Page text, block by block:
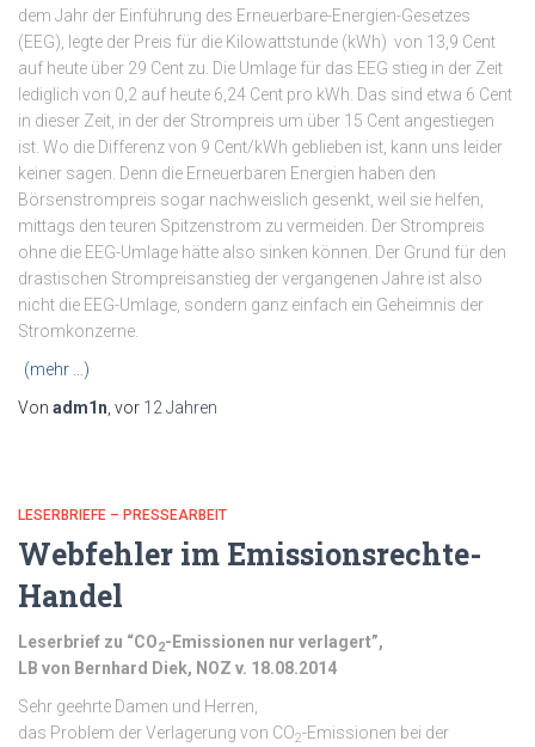
dem Jahr der Einführung des Erneuerbare-Energien-Gesetzes
(EEG), legte der Preis für die Kilowattstunde (kWh) von 13,9 Cent
auf heute über 29 Cent zu. Die Umlage für das EEG stieg in der Zeit
lediglich von 0,2 auf heute 6,24 Cent pro kWh. Das sind etwa 6 Cent
in dieser Zeit, in der der Strompreis um über 15 Cent angestiegen
ist. Wo die Differenz von 9 Cent/kWh geblieben ist, kann uns leider
keiner sagen. Denn die Erneuerbaren Energien haben den
Börsenstrompreis sogar nachweislich gesenkt, weil sie helfen,
mittags den teuren Spitzenstrom zu vermeiden. Der Strompreis
ohne die EEG-Umlage hätte also sinken können. Der Grund für den
drastischen Strompreisanstieg der vergangenen Jahre ist also
nicht die EEG-Umlage, sondern ganz einfach ein Geheimnis der
Stromkonzerne.
(mehr …)
Von adm1n , vor 12 Jahren
LESERBRIEFE – PRESSEARBEIT
Webfehler im Emissionsrechte-
Handel
Leserbrief zu “CO2-Emissionen nur verlagert”,
LB von Bernhard Diek, NOZ v. 18.08.2014
Sehr geehrte Damen und Herren,
das Problem der Verlagerung von CO2-Emissionen bei der